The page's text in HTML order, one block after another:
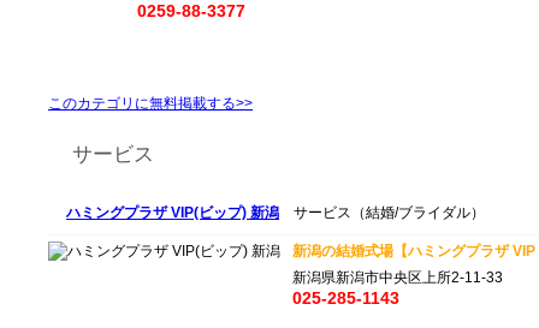
0259-88-3377
このカテゴリに無料掲載する>>
サービス
ハミングプラザ VIP(ビップ) 新潟 サービス（結婚/ブライダル）
新潟の結婚式場【ハミングプラザ
新潟県新潟市中央区上所2-11-33
025-285-1143